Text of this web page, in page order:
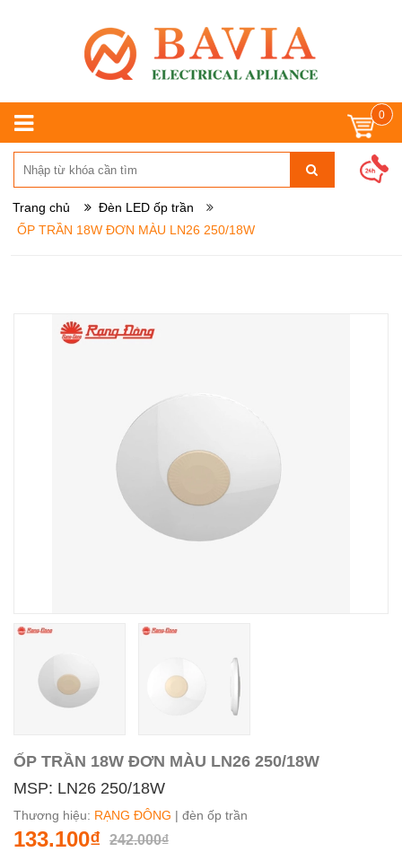
0
Trang chủ
Đèn LED ốp trần
ỐP TRẦN 18W ĐƠN MÀU LN26 250/18W
ỐP TRẦN 18W ĐƠN MÀU LN26 250/18W
MSP: LN26 250/18W
Thương hiệu: RẠNG ĐÔNG | đèn ốp trần
133.100₫ 242.000₫